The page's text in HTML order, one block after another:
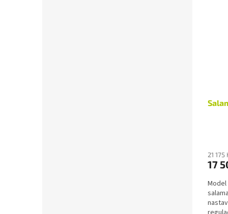
21
17